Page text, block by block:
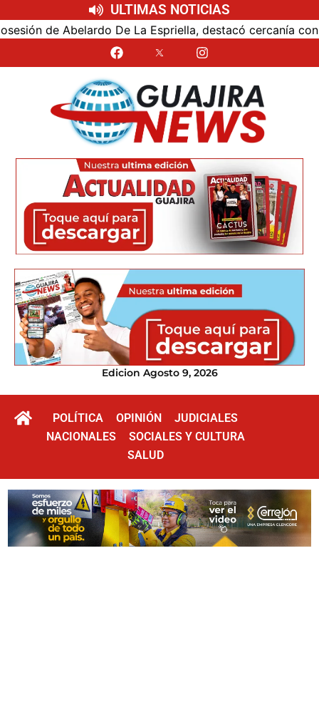
ULTIMAS NOTICIAS
de Abelardo De La Espriella, destacó cercanía con el
Edicion Agosto 9, 2026
POLÍTICA OPINIÓN
JUDICIALES
NACIONALES
SOCIALES Y CULTURA
SALUD